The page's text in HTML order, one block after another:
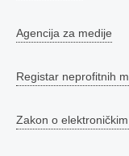
Agencija za medije
Registar neprofitnih
Zakon o